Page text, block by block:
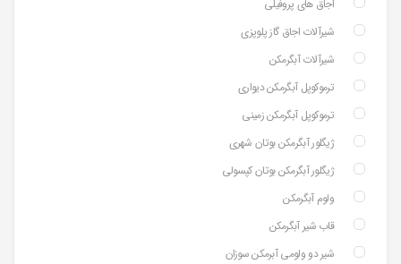
اجاق های پروفیلی
شیرآلات اجاق گاز پلوپزی
شیرآلات آبگرمکن
ترموکوپل آبگرمکن دیواری
ترموکوپل آبگرمکن زمینی
ژیگلور آبگرمکن بوتان شهری
ژیگلور آبگرمکن بوتان کپسولی
ولوم آبگرمکن
قاب شیر آبگرمکن
شیر دو ولومی آبرمکن سوزان